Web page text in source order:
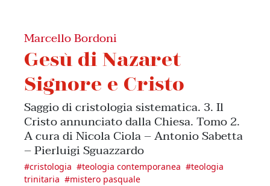
Marcello Bordoni
Gesù di Nazaret
Signore e Cristo
Saggio di cristologia sistematica. 3. Il
Cristo annunciato dalla Chiesa. Tomo 2.
A cura di Nicola Ciola – Antonio Sabetta
– Pierluigi Sguazzardo
#cristologia #teologia contemporanea #teologia
trinitaria #mistero pasquale